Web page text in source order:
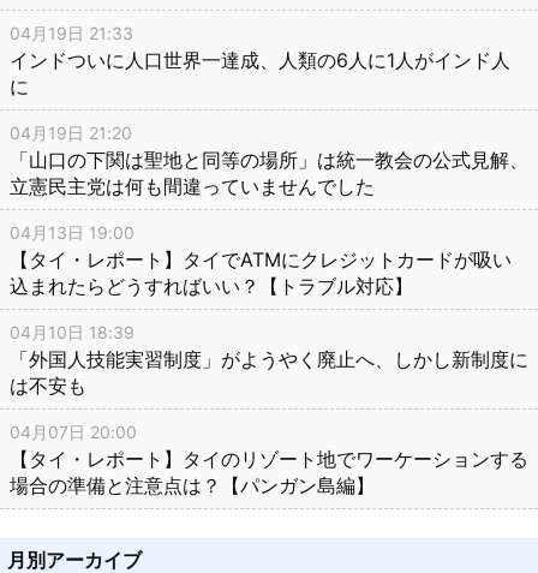
04月19日 21:33
インドついに人口世界一達成、人類の6人に1人がインド人
に
04月19日 21:20
「山口の下関は聖地と同等の場所」は統一教会の公式見解、
立憲民主党は何も間違っていませんでした
04月13日 19:00
【タイ・レポート】タイでATMにクレジットカードが吸い
込まれたらどうすればいい？【トラブル対応】
04月10日 18:39
「外国人技能実習制度」がようやく廃止へ、しかし新制度に
は不安も
04月07日 20:00
【タイ・レポート】タイのリゾート地でワーケーションする
場合の準備と注意点は？【パンガン島編】
月別アーカイブ